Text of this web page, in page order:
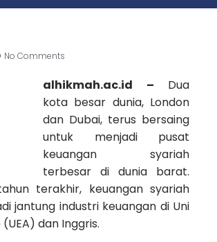
No Comments
alhikmah.ac.id – Dua
kota besar dunia, London
dan Dubai, terus bersaing
untuk menjadi pusat
keuangan syariah
terbesar di dunia barat.
terakhir, keuangan syariah
jantung industri keuangan di Uni
dan Inggris.